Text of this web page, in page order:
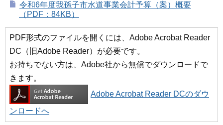
令和6年度我孫子市水道事業会計予算（案）概要
（PDF：84KB）
PDF形式のファイルを開くには、Adobe Acrobat Reader
DC（旧Adobe Reader）が必要です。
お持ちでない方は、Adobe社から無償でダウンロードで
きます。
Adobe Acrobat Reader DCのダウ
ンロードへ